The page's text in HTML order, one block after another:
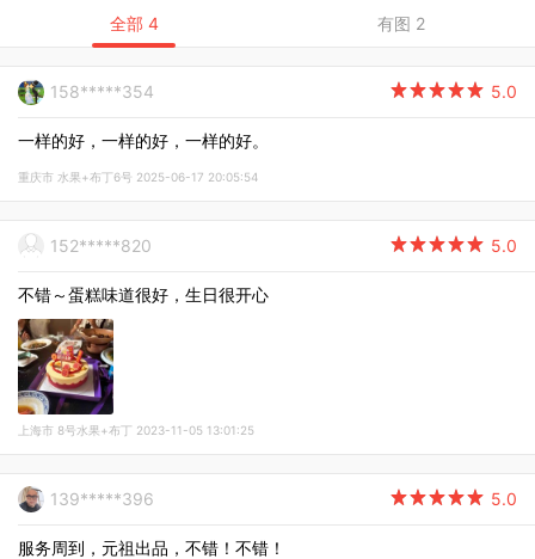
158*****354 5.0

一样的好，一样的好，一样的好。
重庆市 水果+布丁6号 2025-06-17 20:05:54
152*****820 5.0

不错～蛋糕味道很好，生日很开心
上海市 8号水果+布丁 2023-11-05 13:01:25
139*****396 5.0

服务周到，元祖出品，不错！不错！
全部 4 有图 2